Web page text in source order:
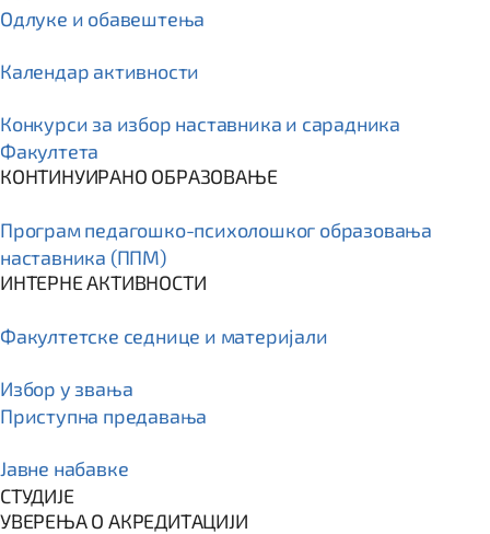
Одлуке и обавештења
Календар активности
Конкурси за избор наставника и сарадника
Факултета
КОНТИНУИРАНО ОБРАЗОВАЊЕ
Програм пeдагошко-психолошког образовања
наставника (ППМ)
ИНТЕРНЕ АКТИВНОСТИ
Факултетске седнице и материјали
Избор у звања
Приступна предавања
Јавне набавке
СТУДИЈЕ
УВЕРЕЊА О АКРЕДИТАЦИЈИ